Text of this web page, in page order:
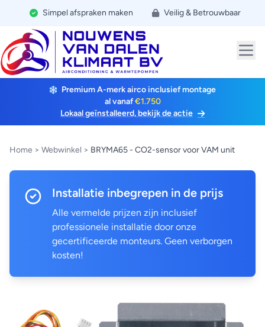
Simpel afspraken maken Veilig & Betrouwbaar
Premium A-merk airco inclusief montage
al vanaf€1.750
Lokaal geïnstalleerd, bekijk de actie
Home > Webwinkel > BRYMA65 - CO2-sensor voor VAM unit
Installatie inbegrepen in de prijs
Alle vermelde prijzen zijn inclusief
professionele installatie door onze
gecertificeerde monteurs. Geen verborgen
kosten!